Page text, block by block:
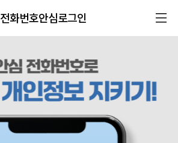
전화번호안심로그인